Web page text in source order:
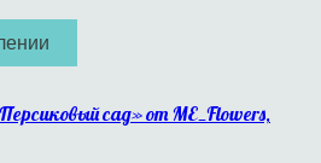
сад» от ME_Flowers,